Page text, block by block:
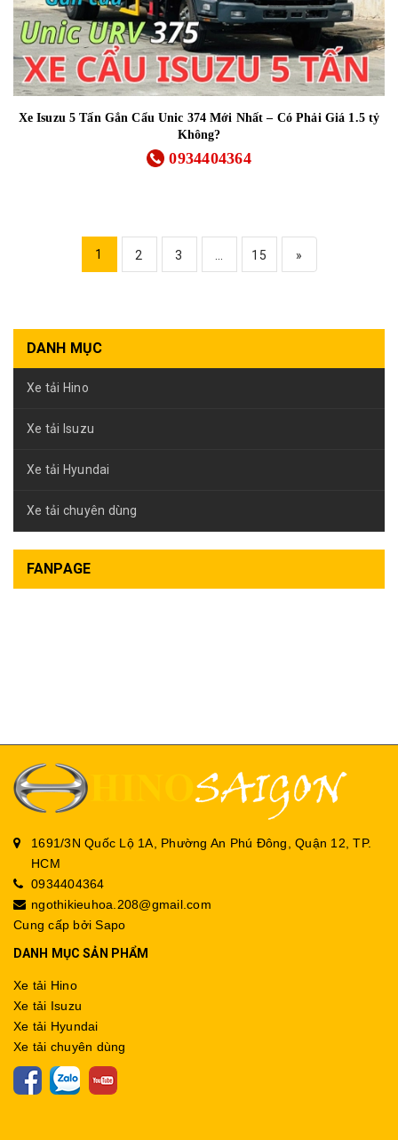
Xe Isuzu 5 Tấn Gắn Cẩu Unic 374 Mới Nhất – Có Phải Giá 1.5 tỷ
Không?
0934404364
1 2 3 ... 15 »
DANH MỤC
Xe tải Hino
Xe tải Isuzu
Xe tải Hyundai
Xe tải chuyên dùng
FANPAGE
1691/3N Quốc Lộ 1A, Phường An Phú Đông, Quận 12, TP.
HCM
0934404364
ngothikieuhoa.208@gmail.com
Cung cấp bởiSapo
DANH MỤC SẢN PHẨM
Xe tải Hino
Xe tải Isuzu
Xe tải Hyundai
Xe tải chuyên dùng